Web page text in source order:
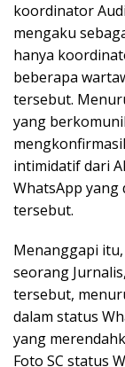
koordinator
mengaku
hanya
beberapa
tersebut.
yang
intimidatif dari
WhatsApp
tersebut.
Menanggapi
seorang
tersebut,
dalam status
yang
Foto SC status